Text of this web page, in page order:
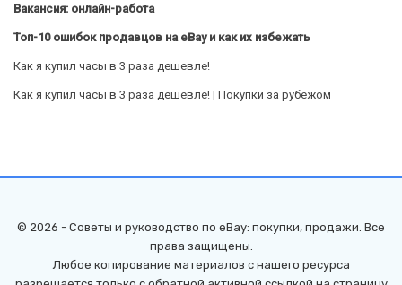
Вакансия: онлайн-работа
Топ-10 ошибок продавцов на eBay и как их избежать
Как я купил часы в 3 раза дешевле!
Как я купил часы в 3 раза дешевле! | Покупки за рубежом
© 2026 - Советы и руководство по eBay: покупки, продажи. Все
права защищены.
Любое копирование материалов с нашего ресурса